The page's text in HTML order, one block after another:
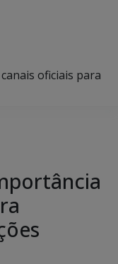
oficiais para